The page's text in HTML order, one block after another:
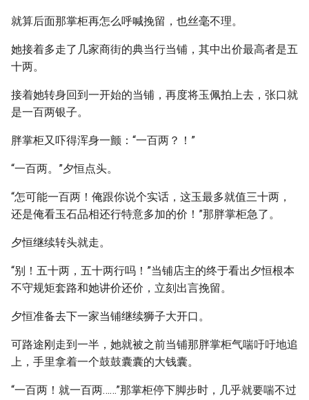
就算后面那掌柜再怎么呼喊挽留，也丝毫不理。
她接着多走了几家商街的典当行当铺，其中出价最高者是五
十两。
接着她转身回到一开始的当铺，再度将玉佩拍上去，张口就
是一百两银子。
胖掌柜又吓得浑身一颤：“一百两？！”
“一百两。”夕恒点头。
“怎可能一百两！俺跟你说个实话，这玉最多就值三十两，
还是俺看玉石品相还行特意多加的价！”那胖掌柜急了。
夕恒继续转头就走。
“别！五十两，五十两行吗！”当铺店主的终于看出夕恒根本
不守规矩套路和她讲价还价，立刻出言挽留。
夕恒准备去下一家当铺继续狮子大开口。
可路途刚走到一半，她就被之前当铺那胖掌柜气喘吁吁地追
上，手里拿着一个鼓鼓囊囊的大钱囊。
“一百两！就一百两……”那掌柜停下脚步时，几乎就要喘不过